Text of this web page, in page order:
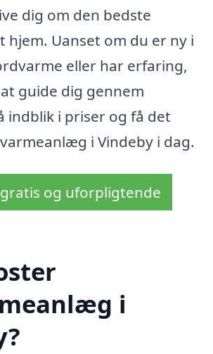
dig om den bedste
hjem. Uanset om du er ny i
eller har erfaring,
guide dig gennem
indblik i priser og få det
i Vindeby i dag.
og uforpligtende
i